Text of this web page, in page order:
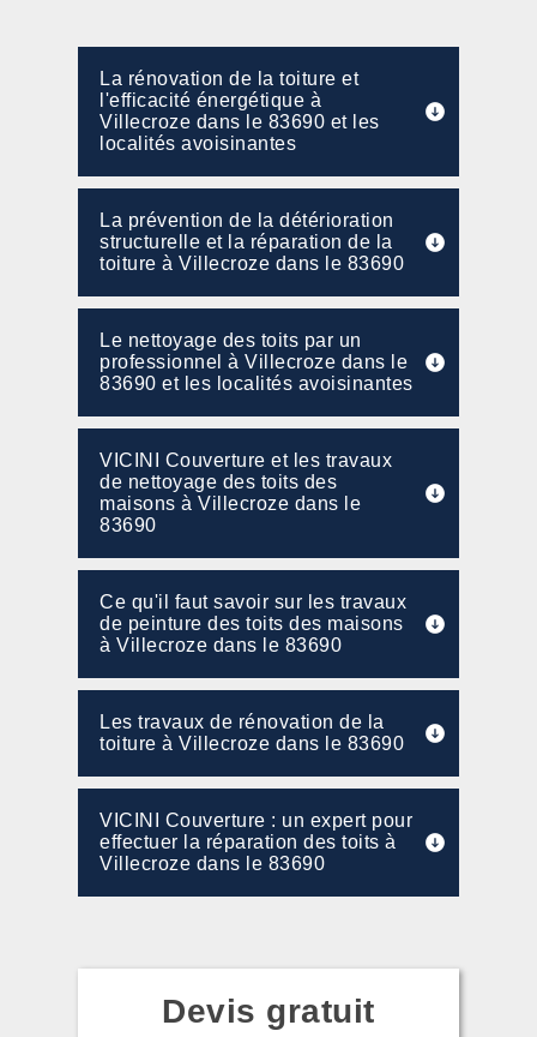
La rénovation de la toiture et
l'efficacité énergétique à
Villecroze dans le 83690 et les
localités avoisinantes
La prévention de la détérioration
structurelle et la réparation de la
toiture à Villecroze dans le 83690
Le nettoyage des toits par un
professionnel à Villecroze dans le
83690 et les localités avoisinantes
VICINI Couverture et les travaux
de nettoyage des toits des
maisons à Villecroze dans le
83690
Ce qu'il faut savoir sur les travaux
de peinture des toits des maisons
à Villecroze dans le 83690
Les travaux de rénovation de la
toiture à Villecroze dans le 83690
VICINI Couverture : un expert pour
effectuer la réparation des toits à
Villecroze dans le 83690
Devis gratuit